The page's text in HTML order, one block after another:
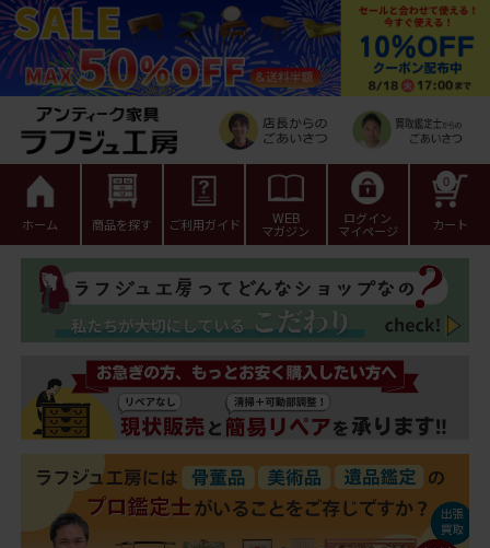
ホーム 商品を探す ご利用ガイド WEB
マガジン
ログイン
マイページ カート
0